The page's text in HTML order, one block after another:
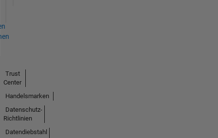
Trust
Center
Handelsmarken
Datenschutz-
Richtlinien
Datendiebstahl